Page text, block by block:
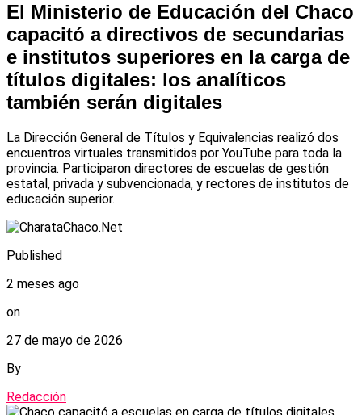
El Ministerio de Educación del Chaco
capacitó a directivos de secundarias
e institutos superiores en la carga de
títulos digitales: los analíticos
también serán digitales
La Dirección General de Títulos y Equivalencias realizó dos
encuentros virtuales transmitidos por YouTube para toda la
provincia. Participaron directores de escuelas de gestión
estatal, privada y subvencionada, y rectores de institutos de
educación superior.
Published
2 meses ago
on
27 de mayo de 2026
By
Redacción